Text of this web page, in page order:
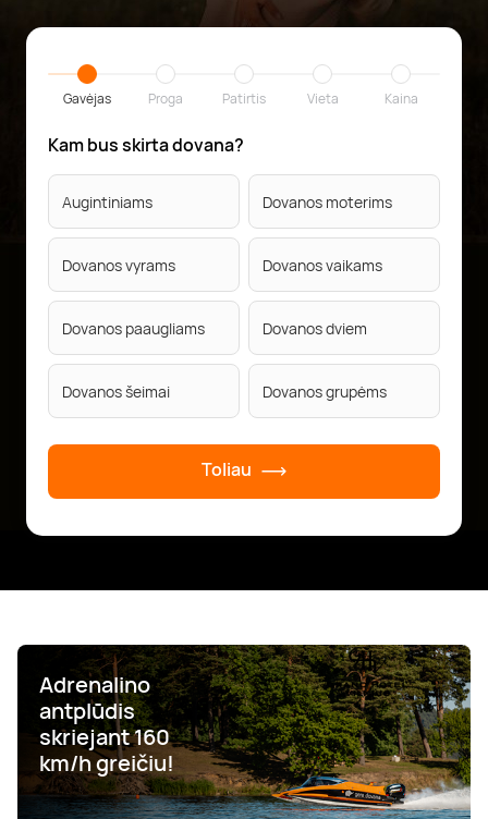
Gavėjas Proga Patirtis Vieta Kaina
Kam bus skirta dovana?
Augintiniams Dovanos moterims
Dovanos vyrams Dovanos vaikams
Dovanos paaugliams Dovanos dviem
Dovanos šeimai Dovanos grupėms
Toliau
Adrenalino
antplūdis
skriejant 160
km/h greičiu!